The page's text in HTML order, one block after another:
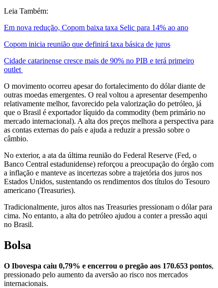
Leia Também:
Em nova redução, Copom baixa taxa Selic para 14% ao ano
Copom inicia reunião que definirá taxa básica de juros
Cidade catarinense cresce mais de 90% no PIB e terá primeiro
outlet
O movimento ocorreu apesar do fortalecimento do dólar diante de
outras moedas emergentes. O real voltou a apresentar desempenho
relativamente melhor, favorecido pela valorização do petróleo, já
que o Brasil é exportador líquido da commodity (bem primário no
mercado internacional). A alta dos preços melhora a perspectiva para
as contas externas do país e ajuda a reduzir a pressão sobre o
câmbio.
No exterior, a ata da última reunião do Federal Reserve (Fed, o
Banco Central estadunidense) reforçou a preocupação do órgão com
a inflação e manteve as incertezas sobre a trajetória dos juros nos
Estados Unidos, sustentando os rendimentos dos títulos do Tesouro
americano (Treasuries).
Tradicionalmente, juros altos nas Treasuries pressionam o dólar para
cima. No entanto, a alta do petróleo ajudou a conter a pressão aqui
no Brasil.
Bolsa
O Ibovespa caiu 0,79% e encerrou o pregão aos 170.653 pontos,
pressionado pelo aumento da aversão ao risco nos mercados
internacionais.